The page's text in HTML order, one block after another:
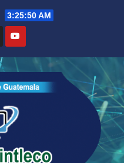
3:25:52 AM